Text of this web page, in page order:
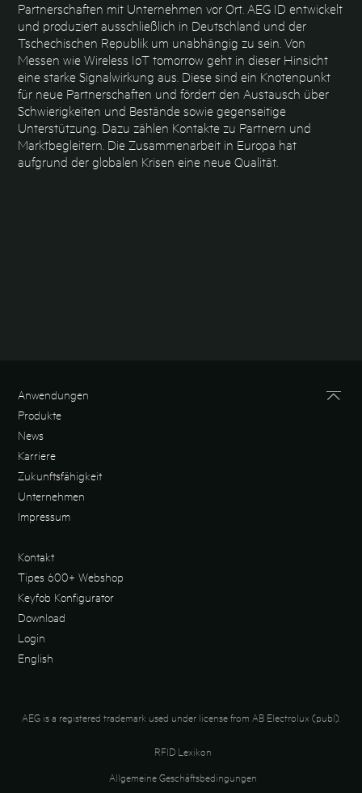
Partnerschaften mit Unternehmen vor Ort. AEG ID entwickelt
und produziert ausschließlich in Deutschland und der
Tschechischen Republik um unabhängig zu sein. Von
Messen wie Wireless IoT tomorrow geht in dieser Hinsicht
eine starke Signalwirkung aus. Diese sind ein Knotenpunkt
für neue Partnerschaften und fördert den Austausch über
Schwierigkeiten und Bestände sowie gegenseitige
Unterstützung. Dazu zählen Kontakte zu Partnern und
Marktbegleitern. Die Zusammenarbeit in Europa hat
aufgrund der globalen Krisen eine neue Qualität.
Anwendungen
Produkte
News
Karriere
Zukunftsfähigkeit
Unternehmen
Impressum
Kontakt
Tipes 600+ Webshop
Keyfob Konfigurator
Download
Login
English
AEG is a registered trademark used under license from AB Electrolux (publ).
RFID Lexikon
Allgemeine Geschäftsbedingungen